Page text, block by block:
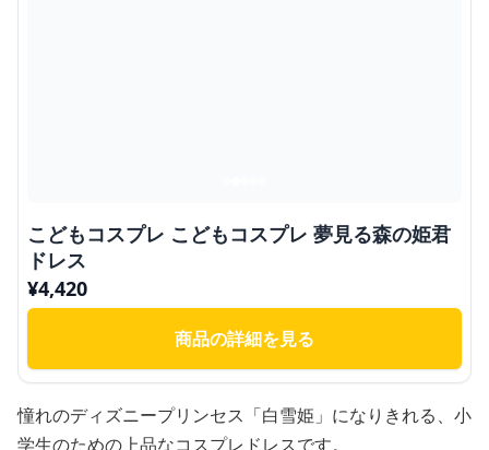
こどもコスプレ こどもコスプレ 夢見る森の姫君
ドレス
¥4,420
商品の詳細を見る
憧れのディズニープリンセス「白雪姫」になりきれる、小
学生のための上品なコスプレドレスです。